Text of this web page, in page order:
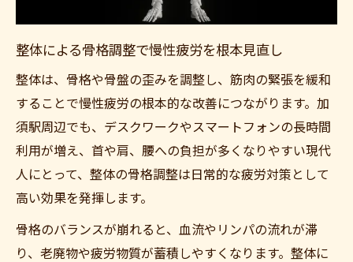
整体による骨格調整で慢性疲労を根本見直し
整体は、骨格や骨盤の歪みを調整し、筋肉の緊張を緩和
することで慢性疲労の根本的な改善につながります。加
須駅周辺でも、デスクワークやスマートフォンの長時間
利用が増え、首や肩、腰への負担が多くなりやすい現代
人にとって、整体の骨格調整は日常的な疲労対策として
高い効果を発揮します。
骨格のバランスが崩れると、血流やリンパの流れが滞
り、老廃物や疲労物質が蓄積しやすくなります。整体に